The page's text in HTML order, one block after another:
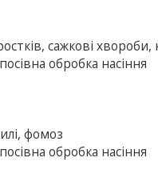
сажкові хвороби,
обробка насіння
фомоз
обробка насіння